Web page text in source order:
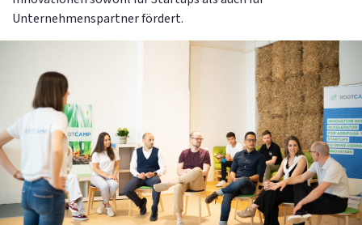
Unternehmenspartner fördert.